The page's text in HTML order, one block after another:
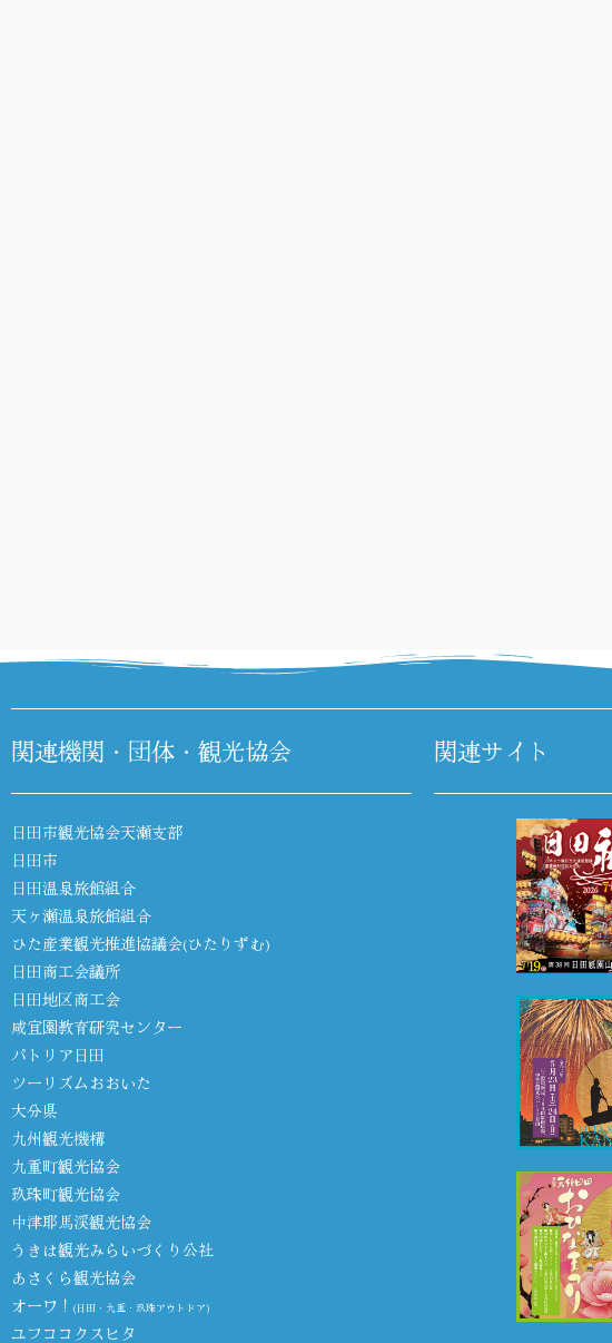
関連機関・団体・観光協会
日田市観光協会天瀬支部
日田市
日田温泉旅館組合
天ヶ瀬温泉旅館組合
ひた産業観光推進協議会(ひたりずむ)
日田商工会議所
日田地区商工会
咸宜園教育研究センター
パトリア日田
ツーリズムおおいた
大分県
九州観光機構
九重町観光協会
玖珠町観光協会
中津耶馬渓観光協会
うきは観光みらいづくり公社
あさくら観光協会
オーワ！ (日田・九重・玖珠アウトドア)
ユフココクスヒタ
関連サイト